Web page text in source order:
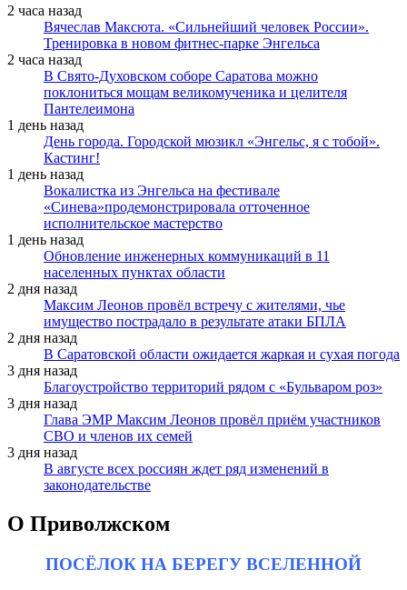
2 часа назад
Вячеслав Максюта. «Сильнейший человек России».
Тренировка в новом фитнес-парке Энгельса
2 часа назад
В Свято-Духовском соборе Саратова можно
поклониться мощам великомученика и целителя
Пантелеимона
1 день назад
День города. Городской мюзикл «Энгельс, я с тобой».
Кастинг!
1 день назад
Вокалистка из Энгельса на фестивале
«Синева»продемонстрировала отточенное
исполнительское мастерство
1 день назад
Обновление инженерных коммуникаций в 11
населенных пунктах области
2 дня назад
Максим Леонов провёл встречу с жителями, чье
имущество пострадало в результате атаки БПЛА
2 дня назад
В Саратовской области ожидается жаркая и сухая погода
3 дня назад
Благоустройство территорий рядом с «Бульваром роз»
3 дня назад
Глава ЭМР Максим Леонов провёл приём участников
СВО и членов их семей
3 дня назад
В августе всех россиян ждет ряд изменений в
законодательстве
О Приволжском
ПОСЁЛОК НА БЕРЕГУ ВСЕЛЕННОЙ